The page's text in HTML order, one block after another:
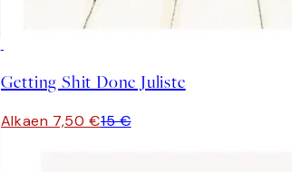
Getting Shit Done Juliste
Alkaen 7,50 €15 €